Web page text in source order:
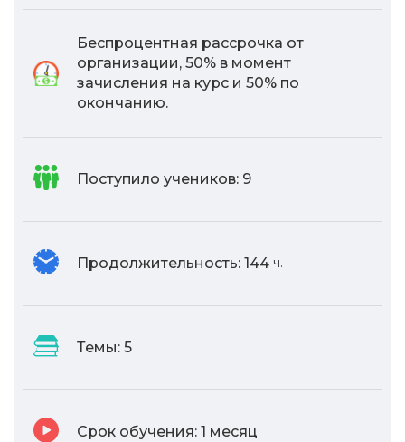
Беспроцентная рассрочка от
организации, 50% в момент
зачисления на курс и 50% по
окончанию.
Поступило учеников: 9
Продолжительность: 144 ч.
Темы: 5
Срок обучения: 1 месяц